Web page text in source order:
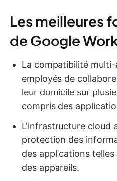
Les meilleures
de Google
La compatibilité
employés de
leur domicile sur
compris des
L'infrastructure cloud
protection des
des applications
des appareils.